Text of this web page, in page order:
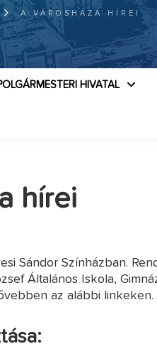
A VÁROSHÁZA HÍREI
HIVATAL
hírei
Sándor Színházban.
Általános Iskola,
az alábbi linkeken.